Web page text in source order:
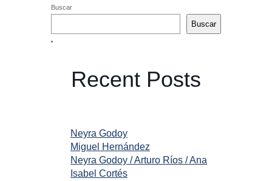
Buscar
Buscar
Recent Posts
Neyra Godoy
Miguel Hernández
Neyra Godoy / Arturo Ríos / Ana
Isabel Cortés